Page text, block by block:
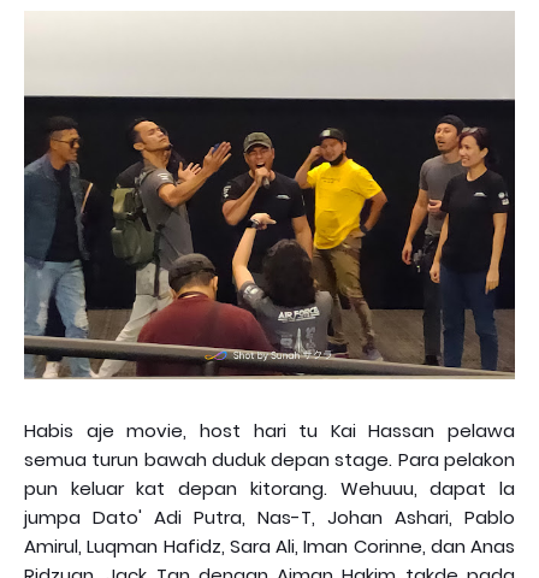
Habis aje movie, host hari tu Kai Hassan pelawa
semua turun bawah duduk depan stage. Para pelakon
pun keluar kat depan kitorang. Wehuuu, dapat la
jumpa Dato' Adi Putra, Nas-T, Johan Ashari, Pablo
Amirul, Luqman Hafidz, Sara Ali, Iman Corinne, dan Anas